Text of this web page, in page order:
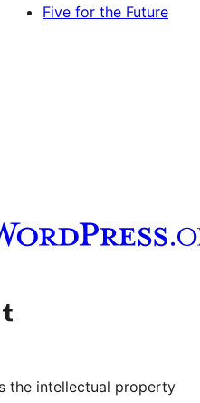
Five for the Future
nostru YouTube
Vizitează contul nostru Tumblr
the intellectual property